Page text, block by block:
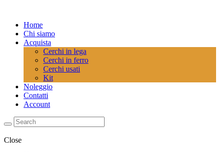
Home
Chi siamo
Acquista
Cerchi in lega
Cerchi in ferro
Cerchi usati
Kit
Noleggio
Contatti
Account
Close